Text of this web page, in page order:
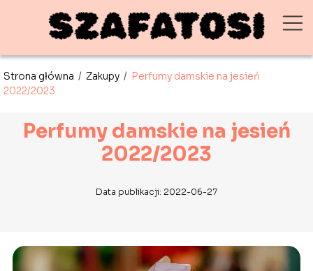
Strona główna / Zakupy / Perfumy damskie na jesień
2022/2023
Perfumy damskie na jesień
2022/2023
Data publikacji: 2022-06-27